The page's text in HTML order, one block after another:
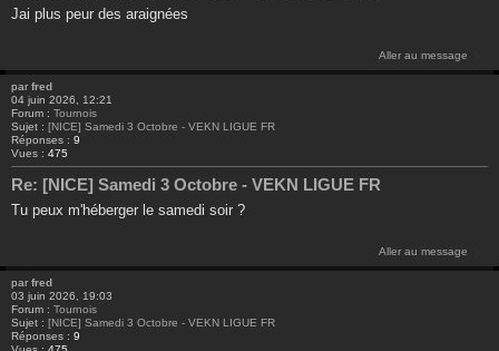
Jai plus peur des araignées
Aller au message
par fred
04 juin 2026, 12:21
Forum : Tournois
Sujet : [NICE] Samedi 3 Octobre - VEKN LIGUE FR
Réponses : 9
Vues : 475
Re: [NICE] Samedi 3 Octobre - VEKN LIGUE FR
Tu peux m'héberger le samedi soir ?
Aller au message
par fred
03 juin 2026, 19:03
Forum : Tournois
Sujet : [NICE] Samedi 3 Octobre - VEKN LIGUE FR
Réponses : 9